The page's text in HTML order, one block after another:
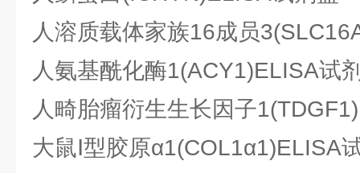
人溶质载体家族16成员
人氨基酰化酶1(ACY1)ELISA试
人畸胎瘤衍生生长因子
大鼠Ⅰ型胶原α1(COL1α1)ELISA